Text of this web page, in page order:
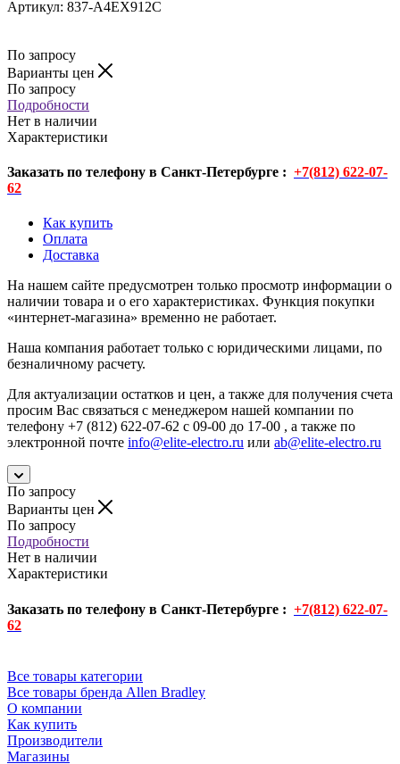
Артикул: 837-A4EX912C
По запросу
Варианты цен
По запросу
Подробности
Нет в наличии
Характеристики
Заказать по телефону в Санкт-Петербурге : +7(812) 622-07-
62
Как купить
Оплата
Доставка
На нашем сайте предусмотрен только просмотр информации о
наличии товара и о его характеристиках. Функция покупки
«интернет-магазина» временно не работает.
Наша компания работает только с юридическими лицами, по
безналичному расчету.
Для актуализации остатков и цен, а также для получения счета
просим Вас связаться с менеджером нашей компании по
телефону +7 (812) 622-07-62 с 09-00 до 17-00 , а также по
электронной почте info@elite-electro.ru или ab@elite-electro.ru
По запросу
Варианты цен
По запросу
Подробности
Нет в наличии
Характеристики
Заказать по телефону в Санкт-Петербурге : +7(812) 622-07-
62
Все товары категории
Все товары бренда Allen Bradley
О компании
Как купить
Производители
Магазины